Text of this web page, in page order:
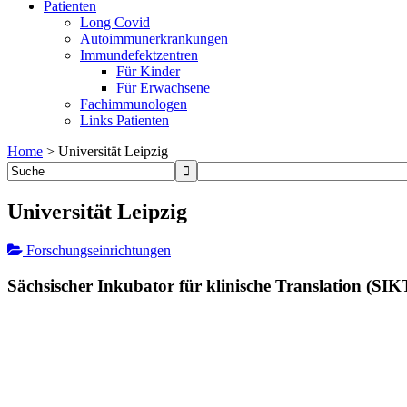
Patienten
Long Covid
Autoimmunerkrankungen
Immundefektzentren
Für Kinder
Für Erwachsene
Fachimmunologen
Links Patienten
Home > Universität Leipzig
Universität Leipzig
Forschungseinrichtungen
Sächsischer Inkubator für klinische Translation